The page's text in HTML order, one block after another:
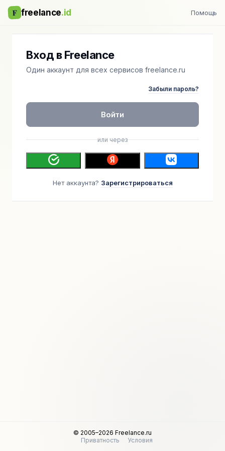
F freelance.id Помощь
Вход в Freelance
Один аккаунт для всех сервисов freelance.ru
Забыли пароль?
Войти
или через
Нет аккаунта? Зарегистрироваться
© 2005–2026 Freelance.ru
Приватность
Условия